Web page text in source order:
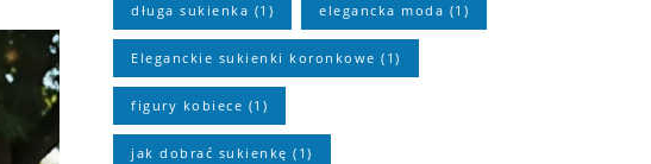
długa sukienka (1) elegancka moda (1)
Eleganckie sukienki koronkowe (1)
figury kobiece (1)
jak dobrać sukienkę (1)